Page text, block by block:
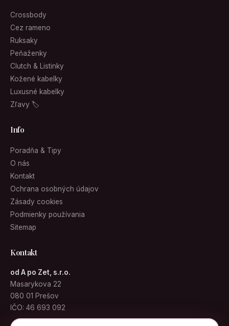
Crossbody
Cez rameno
Ruksaky
Peňaženky
Clutch & Listinky
Kožené kabelky
Luxusné kabelky
Zľavy 🏷
Info
Poradňa & Tipy
O nás
Kontakt
Ochrana osobných údajov
Zásady cookies
Podmienky používania
Sitemap
Kontakt
od A po Zet, s.r.o.
Masarykova 22
080 01 Prešov
IČO: 46 693 092